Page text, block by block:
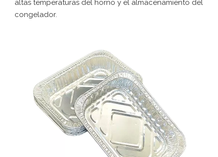
altas temperaturas del horno y el almacenamiento del
congelador.